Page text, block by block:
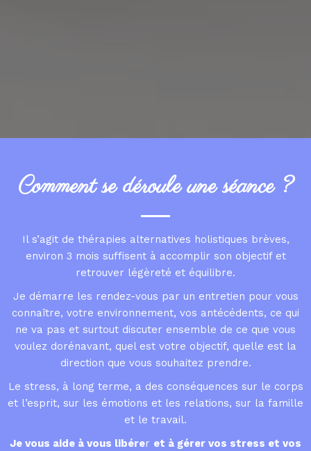
Comment se déroule une séance ?
Il s’agit de thérapies alternatives holistiques brèves,
environ 3 mois suffisent à accomplir son objectif et
retrouver légèreté et équilibre.
Je démarre les rendez-vous par un entretien pour vous
connaître, votre environnement, vos antécédents, ce qui
ne va pas et surtout discuter ensemble de ce que vous
voulez dorénavant, quel est votre objectif, quelle est la
direction que vous souhaitez prendre.
Le stress, à long terme, a des conséquences sur le corps
et l’esprit, sur les émotions et les relations, sur la famille
et le travail.
Je vous aide à vous libérer et à gérer vos stress et vos